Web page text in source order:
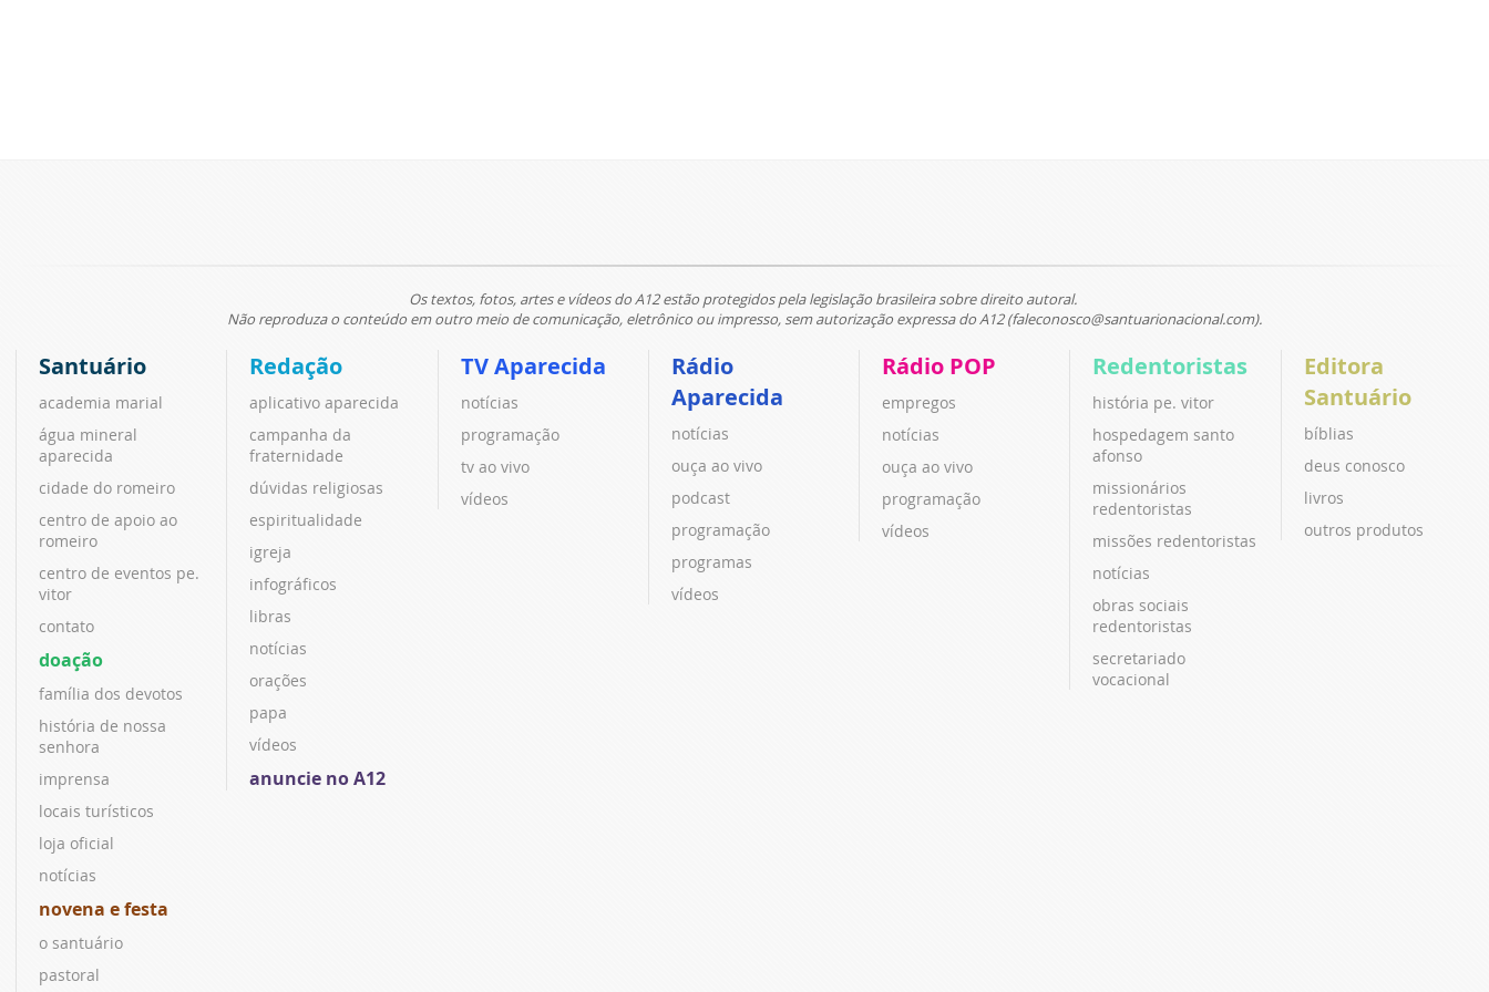
Os textos, fotos, artes e vídeos do A12 estão protegidos pela legislação brasileira sobre direito autoral.
Não reproduza o conteúdo em outro meio de comunicação, eletrônico ou impresso, sem autorização expressa do A12 (faleconosco@santuarionacional.com).
Santuário
academia marial
água mineral
aparecida
cidade do romeiro
centro de apoio ao
romeiro
centro de eventos pe.
vitor
contato
doação
família dos devotos
história de nossa
senhora
imprensa
locais turísticos
loja oficial
notícias
novena e festa
o santuário
pastoral
Redação
aplicativo aparecida
campanha da
fraternidade
dúvidas religiosas
espiritualidade
igreja
infográficos
libras
notícias
orações
papa
vídeos
anuncie no A12
TV Aparecida
notícias
programação
tv ao vivo
vídeos
Rádio
Aparecida
notícias
ouça ao vivo
podcast
programação
programas
vídeos
Rádio POP
empregos
notícias
ouça ao vivo
programação
vídeos
Redentoristas
história pe. vitor
hospedagem santo
afonso
missionários
redentoristas
missões redentoristas
notícias
obras sociais
redentoristas
secretariado
vocacional
Editora
Santuário
bíblias
deus conosco
livros
outros produtos